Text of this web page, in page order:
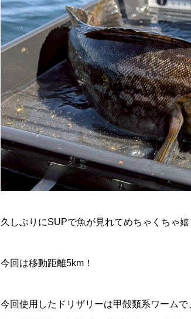
久しぶりにSUPで魚が見れてめちゃくちゃ嬉
今回は移動距離5km！
今回使用したドリザリーは甲殻類系ワーム